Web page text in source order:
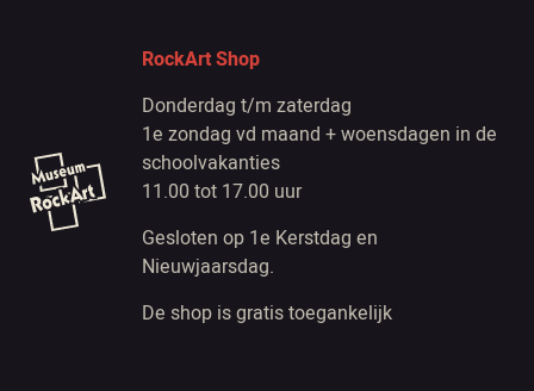
RockArt Shop
Donderdag t/m zaterdag
1e zondag vd maand + woensdagen in de
schoolvakanties
11.00 tot 17.00 uur
Gesloten op 1e Kerstdag en
Nieuwjaarsdag.
De shop is gratis toegankelijk